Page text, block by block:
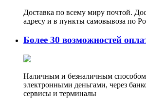
Доставка по всему миру почтой.
адресу и в пункты самовывоза по
Более 30 возможностей
Наличным и безналичным
электронными деньгами, через
сервисы и терминалы